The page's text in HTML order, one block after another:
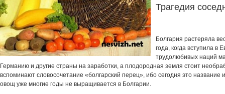
Трагедия
Болгария растеряла
года, когда вступила в
трудолюбивых наций
Германию и другие страны на заработки, а плодородная земля стоит
вспоминают словосочетание «болгарский перец», ибо сегодня это
овощ уже многие годы не выращивается в Болгарии.